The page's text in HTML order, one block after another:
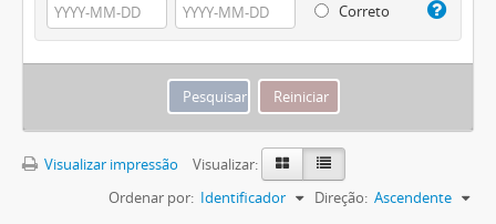
Correto
Visualizar impressão
Visualizar:
Ordenar por: Identificador Direção: Ascendente